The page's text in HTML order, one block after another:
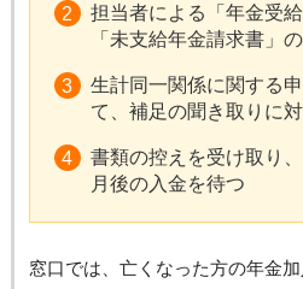
担当者による「年金受
「未支給年金請求書」
生計同一関係に関する
て、補足の聞き取りに
書類の控えを受け取り
月後の入金を待つ
窓口では、亡くなった方の年金